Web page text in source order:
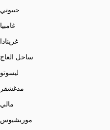
جيبوتي
غامبيا
غرينادا
ساحل العاج
ليسوتو
مدغشقر
مالي
موريشيوس